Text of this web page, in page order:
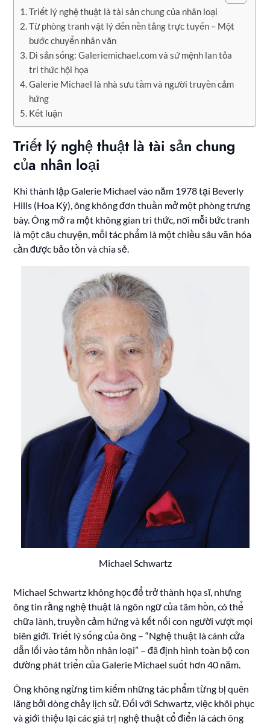
Triết lý nghệ thuật là tài sản chung của nhân loại
Từ phòng tranh vật lý đến nền tảng trực tuyến – Một
bước chuyển nhân văn
Di sản sống: Galeriemichael.com và sứ mệnh lan tỏa
tri thức hội họa
Galerie Michael là nhà sưu tầm và người truyền cảm
hứng
Kết luận
Triết lý nghệ thuật là tài sản chung
của nhân loại
Khi thành lập Galerie Michael vào năm 1978 tại Beverly
Hills (Hoa Kỳ), ông không đơn thuần mở một phòng trưng
bày. Ông mở ra một không gian tri thức, nơi mỗi bức tranh
là một câu chuyện, mỗi tác phẩm là một chiều sâu văn hóa
cần được bảo tồn và chia sẻ.
Michael Schwartz
Michael Schwartz không học để trở thành họa sĩ, nhưng
ông tin rằng nghệ thuật là ngôn ngữ của tâm hồn, có thể
chữa lành, truyền cảm hứng và kết nối con người vượt mọi
biên giới. Triết lý sống của ông – “Nghệ thuật là cánh cửa
dẫn lối vào tâm hồn nhân loại” – đã định hình toàn bộ con
đường phát triển của Galerie Michael suốt hơn 40 năm.
Ông không ngừng tìm kiếm những tác phẩm từng bị quên
lãng bởi dòng chảy lịch sử. Đối với Schwartz, việc khôi phục
và giới thiệu lại các giá trị nghệ thuật cổ điển là cách ông